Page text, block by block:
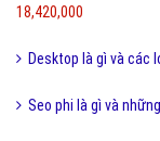
18,420,000
Desktop là gì và các
Seo phi là gì và